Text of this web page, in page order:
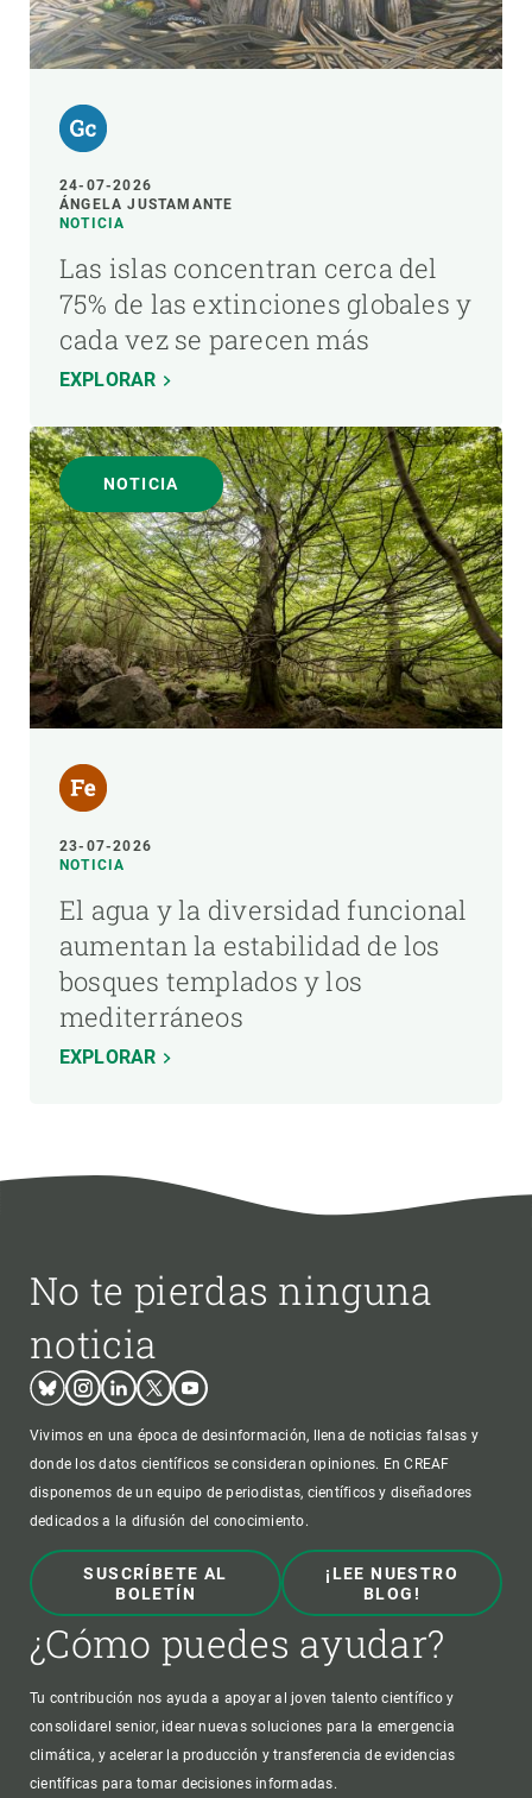
24-07-2026
ÁNGELA JUSTAMANTE
NOTICIA
Las islas concentran cerca del
75% de las extinciones globales y
cada vez se parecen más
EXPLORAR
NOTICIA
23-07-2026
NOTICIA
El agua y la diversidad funcional
aumentan la estabilidad de los
bosques templados y los
mediterráneos
EXPLORAR
No te pierdas ninguna
noticia
BlueskyInstagram
LinkedinTwitterYoutube
Vivimos en una época de desinformación, llena de noticias falsas y
donde los datos científicos se consideran opiniones. En CREAF
disponemos de un equipo de periodistas, científicos y diseñadores
dedicados a la difusión del conocimiento.
SUSCRÍBETE AL
BOLETÍN
¡LEE NUESTRO
BLOG!
¿Cómo puedes ayudar?
Tu contribución nos ayuda a apoyar al joven talento científico y
consolidarel senior, idear nuevas soluciones para la emergencia
climática, y acelerar la producción y transferencia de evidencias
científicas para tomar decisiones informadas.